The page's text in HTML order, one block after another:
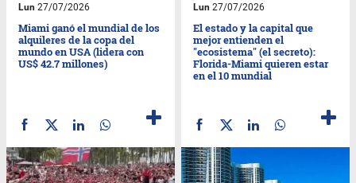
Lun 27/07/2026
Miami ganó el mundial de los
alquileres de la copa del
mundo en USA (lidera con
US$ 42.7 millones)
Lun 27/07/2026
El estado y la capital que
mejor entienden el
"ecosistema" (el secreto):
Florida-Miami quieren estar
en el 10 mundial